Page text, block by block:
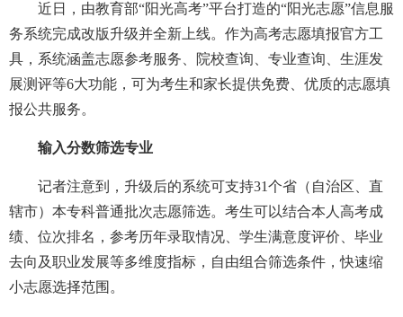
近日，由教育部“阳光高考”平台打造的“阳光志愿”信息服
务系统完成改版升级并全新上线。作为高考志愿填报官方工
具，系统涵盖志愿参考服务、院校查询、专业查询、生涯发
展测评等6大功能，可为考生和家长提供免费、优质的志愿填
报公共服务。
输入分数筛选专业
记者注意到，升级后的系统可支持31个省（自治区、直
辖市）本专科普通批次志愿筛选。考生可以结合本人高考成
绩、位次排名，参考历年录取情况、学生满意度评价、毕业
去向及职业发展等多维度指标，自由组合筛选条件，快速缩
小志愿选择范围。